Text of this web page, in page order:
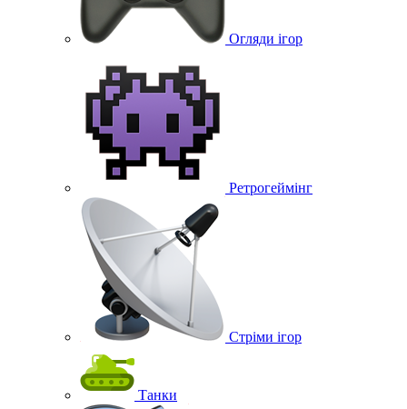
Огляди ігор
Ретрогеймінг
Стріми ігор
Танки